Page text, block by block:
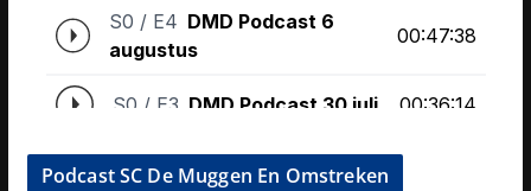
Podcast SC De Muggen En Omstreken